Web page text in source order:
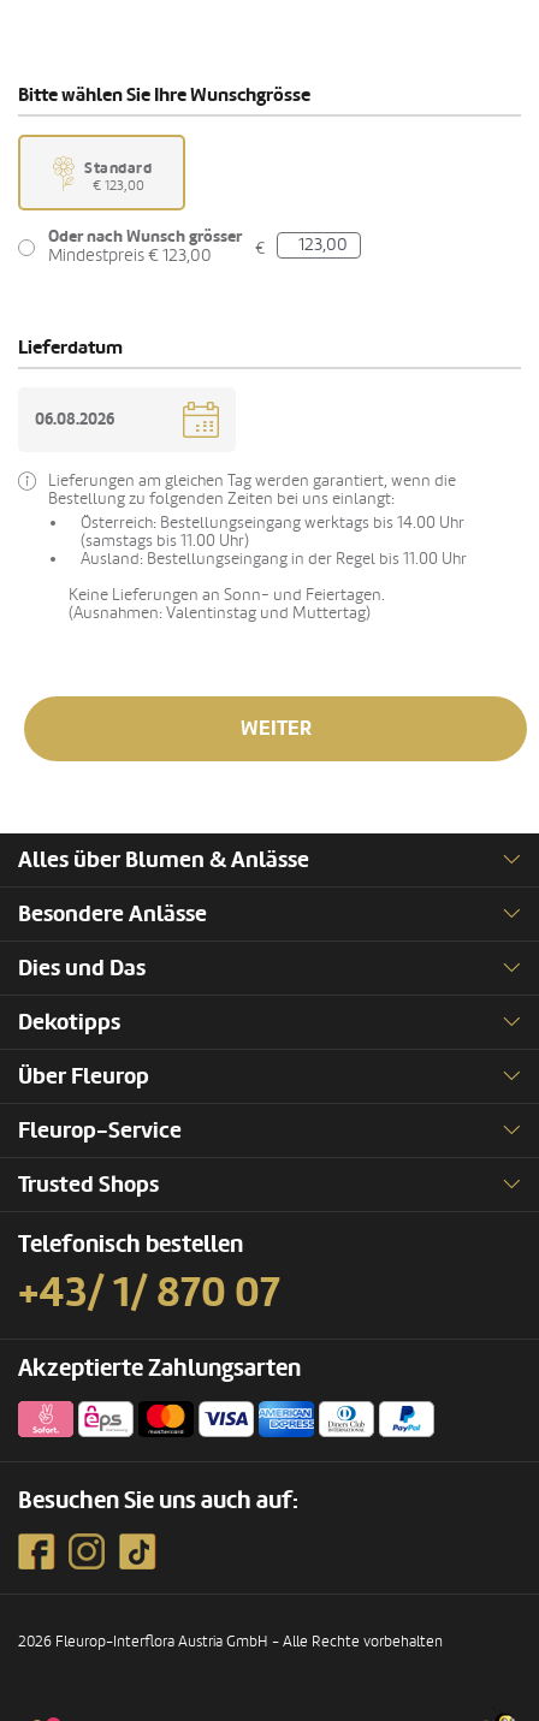
Bitte wählen Sie Ihre Wunschgrösse
Standard
€ 123,00
Oder nach Wunsch grösser
Mindestpreis € 123,00
€
Lieferdatum
Lieferungen am gleichen Tag werden garantiert, wenn die
Bestellung zu folgenden Zeiten bei uns einlangt:
Österreich: Bestellungseingang werktags bis 14.00 Uhr
(samstags bis 11.00 Uhr)
Ausland: Bestellungseingang in der Regel bis 11.00 Uhr
Keine Lieferungen an Sonn- und Feiertagen.
(Ausnahmen: Valentinstag und Muttertag)
WEITER
Alles über Blumen & Anlässe
Besondere Anlässe
Dies und Das
Dekotipps
Über Fleurop
Fleurop-Service
Trusted Shops
Telefonisch bestellen
+43/ 1/ 870 07
Akzeptierte Zahlungsarten
Besuchen Sie uns auch auf:
2026 Fleurop-Interflora Austria GmbH - Alle Rechte vorbehalten